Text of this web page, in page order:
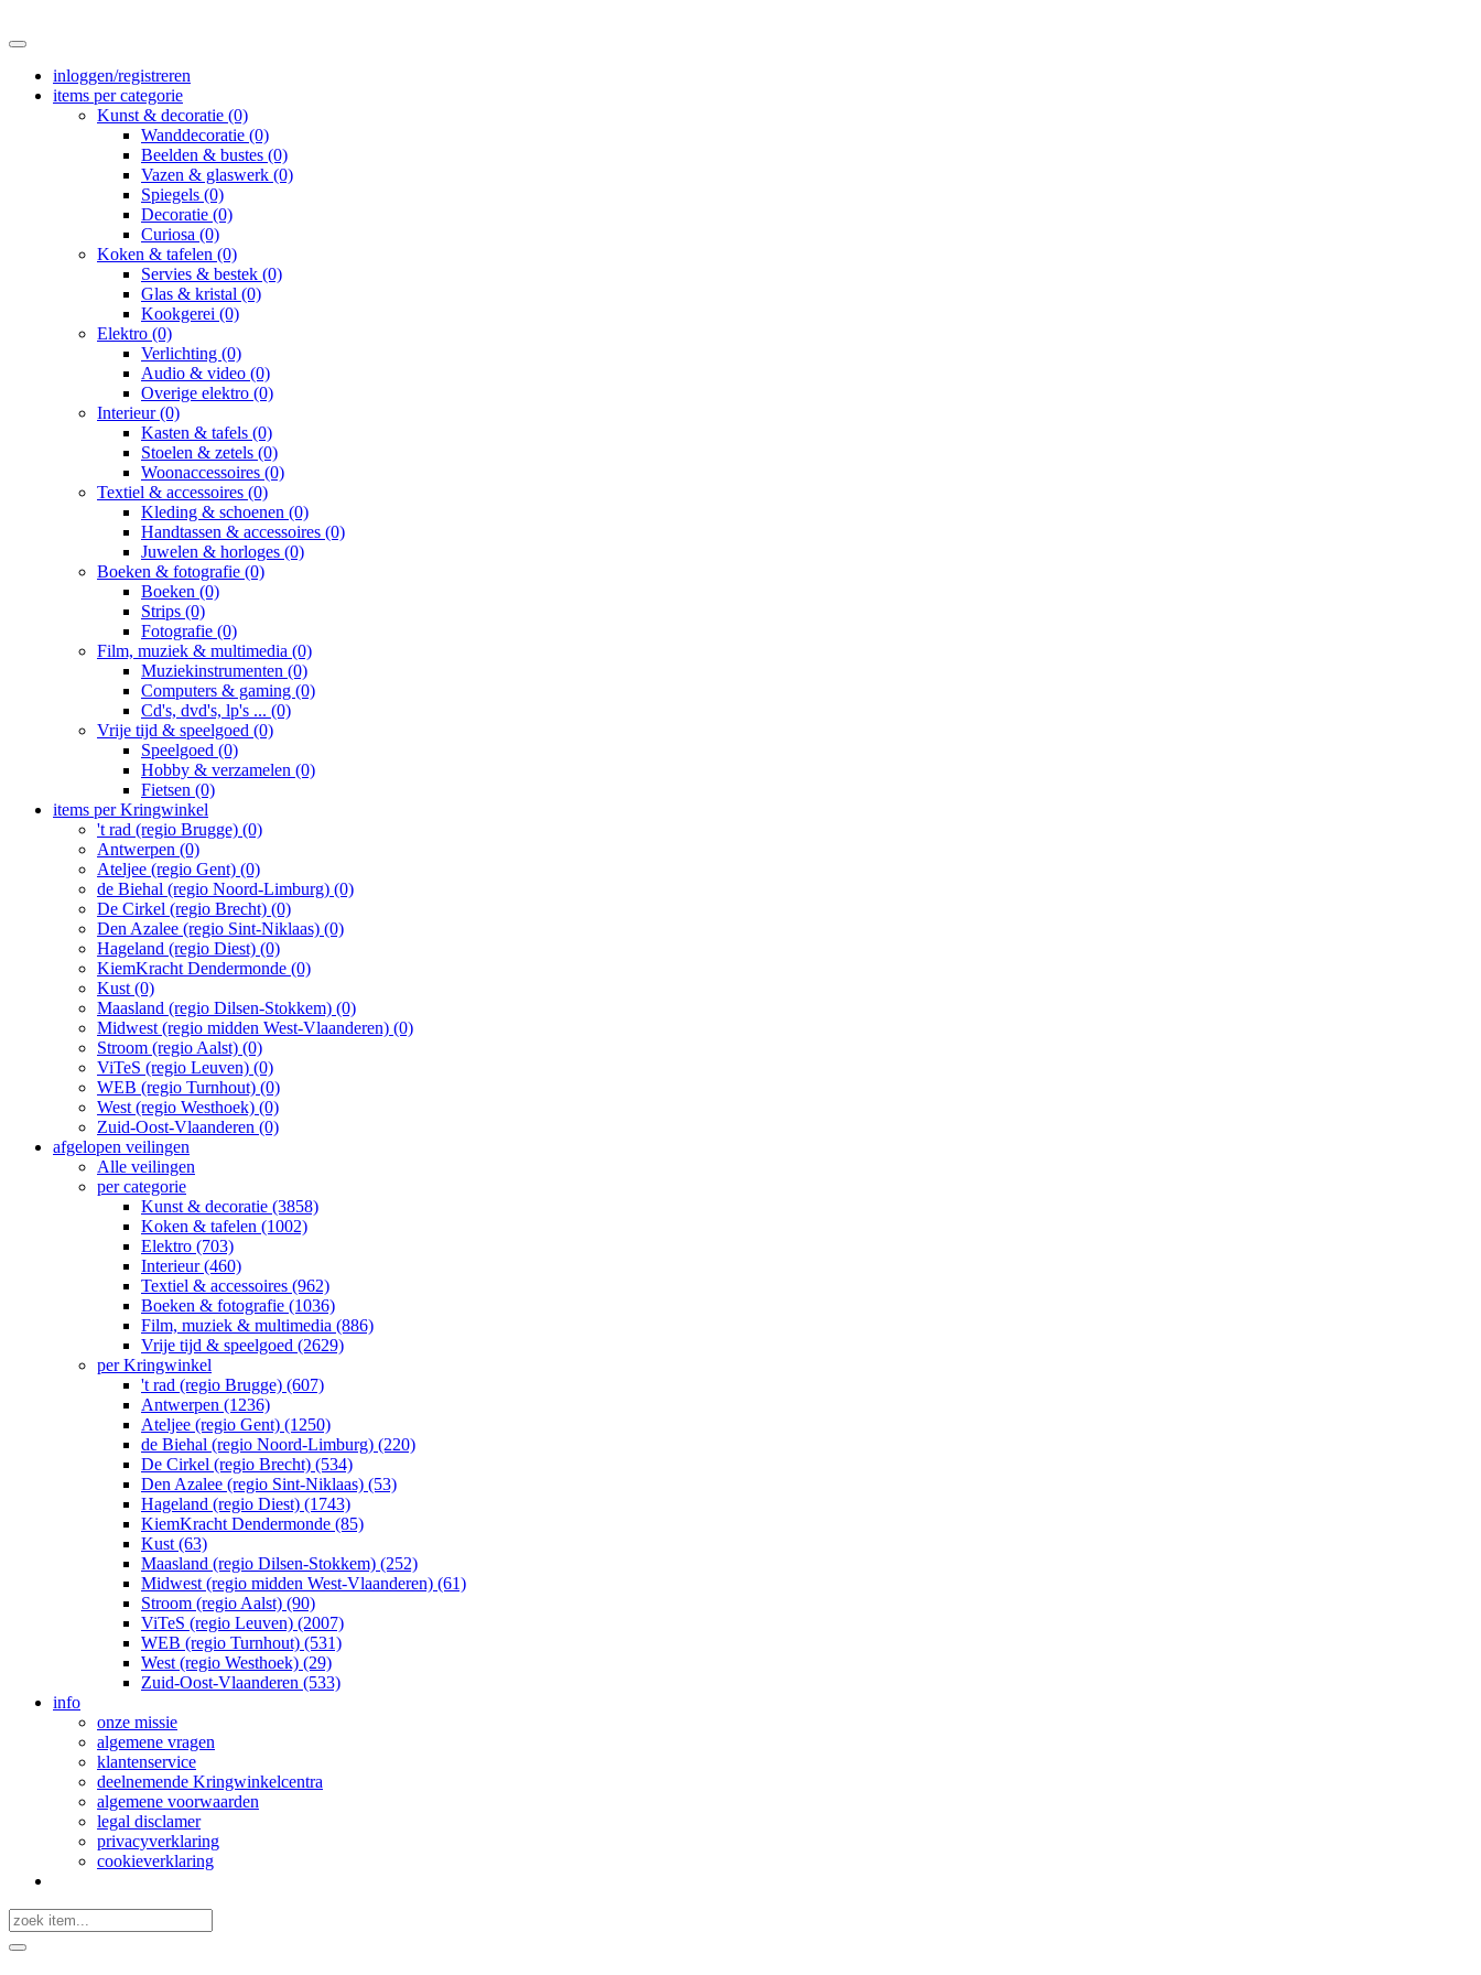
inloggen/registreren
items per categorie
Kunst & decoratie (0)
Wanddecoratie (0)
Beelden & bustes (0)
Vazen & glaswerk (0)
Spiegels (0)
Decoratie (0)
Curiosa (0)
Koken & tafelen (0)
Servies & bestek (0)
Glas & kristal (0)
Kookgerei (0)
Elektro (0)
Verlichting (0)
Audio & video (0)
Overige elektro (0)
Interieur (0)
Kasten & tafels (0)
Stoelen & zetels (0)
Woonaccessoires (0)
Textiel & accessoires (0)
Kleding & schoenen (0)
Handtassen & accessoires (0)
Juwelen & horloges (0)
Boeken & fotografie (0)
Boeken (0)
Strips (0)
Fotografie (0)
Film, muziek & multimedia (0)
Muziekinstrumenten (0)
Computers & gaming (0)
Cd's, dvd's, lp's ... (0)
Vrije tijd & speelgoed (0)
Speelgoed (0)
Hobby & verzamelen (0)
Fietsen (0)
items per Kringwinkel
't rad (regio Brugge) (0)
Antwerpen (0)
Ateljee (regio Gent) (0)
de Biehal (regio Noord-Limburg) (0)
De Cirkel (regio Brecht) (0)
Den Azalee (regio Sint-Niklaas) (0)
Hageland (regio Diest) (0)
KiemKracht Dendermonde (0)
Kust (0)
Maasland (regio Dilsen-Stokkem) (0)
Midwest (regio midden West-Vlaanderen) (0)
Stroom (regio Aalst) (0)
ViTeS (regio Leuven) (0)
WEB (regio Turnhout) (0)
West (regio Westhoek) (0)
Zuid-Oost-Vlaanderen (0)
afgelopen veilingen
Alle veilingen
per categorie
Kunst & decoratie (3858)
Koken & tafelen (1002)
Elektro (703)
Interieur (460)
Textiel & accessoires (962)
Boeken & fotografie (1036)
Film, muziek & multimedia (886)
Vrije tijd & speelgoed (2629)
per Kringwinkel
't rad (regio Brugge) (607)
Antwerpen (1236)
Ateljee (regio Gent) (1250)
de Biehal (regio Noord-Limburg) (220)
De Cirkel (regio Brecht) (534)
Den Azalee (regio Sint-Niklaas) (53)
Hageland (regio Diest) (1743)
KiemKracht Dendermonde (85)
Kust (63)
Maasland (regio Dilsen-Stokkem) (252)
Midwest (regio midden West-Vlaanderen) (61)
Stroom (regio Aalst) (90)
ViTeS (regio Leuven) (2007)
WEB (regio Turnhout) (531)
West (regio Westhoek) (29)
Zuid-Oost-Vlaanderen (533)
info
onze missie
algemene vragen
klantenservice
deelnemende Kringwinkelcentra
algemene voorwaarden
legal disclamer
privacyverklaring
cookieverklaring